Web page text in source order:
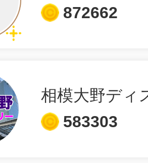
872662
相模大野ディ
583303
池袋
生駒